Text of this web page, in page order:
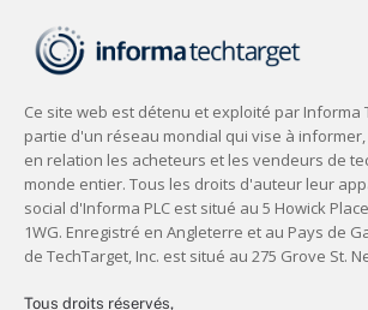
Tous droits réservés,